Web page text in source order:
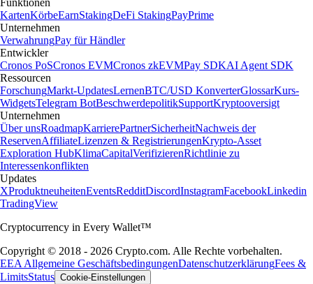
Funktionen
KartenKörbeEarnStakingDeFi StakingPayPrime
Unternehmen
VerwahrungPay für Händler
Entwickler
Cronos PoSCronos EVMCronos zkEVMPay SDKAI Agent SDK
Ressourcen
ForschungMarkt-UpdatesLernenBTC/USD KonverterGlossarKurs-
WidgetsTelegram BotBeschwerdepolitikSupportKryptooversigt
Unternehmen
Über unsRoadmapKarrierePartnerSicherheitNachweis der
ReservenAffiliateLizenzen & RegistrierungenKrypto-Asset
Exploration HubKlimaCapitalVerifizierenRichtlinie zu
Interessenkonflikten
Updates
XProduktneuheitenEventsRedditDiscordInstagramFacebookLinkedin
TradingView
Cryptocurrency in Every Wallet™
Copyright © 2018 - 2026 Crypto.com. Alle Rechte vorbehalten.
EEA Allgemeine GeschäftsbedingungenDatenschutzerklärungFees &
LimitsStatus Cookie-Einstellungen